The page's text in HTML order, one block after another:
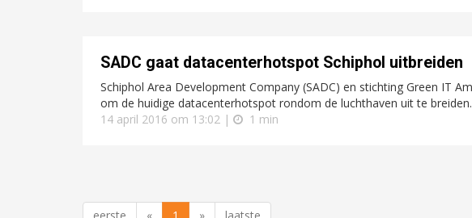
SADC gaat datacenterhotspot Schiphol uitbreiden
Schiphol Area Development Company (SADC) en stichting Green IT
om de huidige datacenterhotspot rondom de luchthaven uit te
14 april 2016 om 13:02 |
1 min